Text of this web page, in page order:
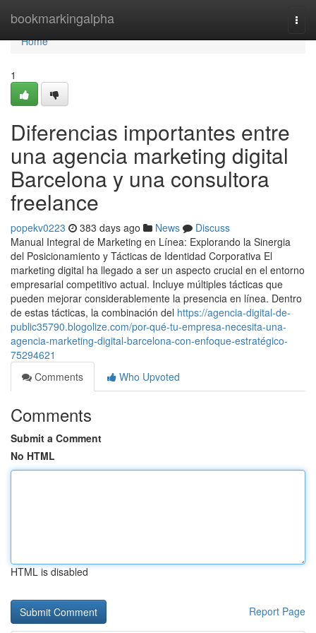
bookmarkingalpha
Home
Home
1
Diferencias importantes entre
una agencia marketing digital
Barcelona y una consultora
freelance
popekv0223 383 days ago News
Discuss
Manual Integral de Marketing en Línea: Explorando la Sinergia
del Posicionamiento y Tácticas de Identidad Corporativa El
marketing digital ha llegado a ser un aspecto crucial en el entorno
empresarial competitivo actual. Incluye múltiples tácticas que
pueden mejorar considerablemente la presencia en línea. Dentro
de estas tácticas, la combinación del https://agencia-digital-de-
public35790.blogolize.com/por-qué-tu-empresa-necesita-una-
agencia-marketing-digital-barcelona-con-enfoque-estratégico-
75294621
Comments
Who Upvoted
Comments
Submit a Comment
No HTML
HTML is disabled
Report Page